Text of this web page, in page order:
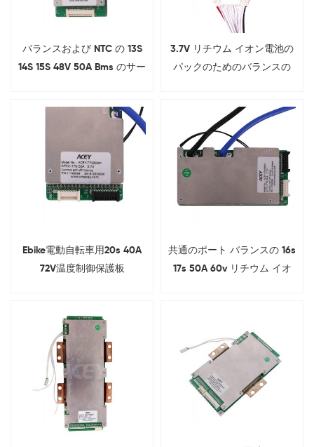
バランスおよび NTC の 13S
14S 15S 48V 50A Bms のサー
3.7V リチウム イオン電池の
パックのためのバランスの
Ebike電動自転車用20s 40A
72V温度制御保護板
共通のポート バランスの 16s
17s 50A 60v リチウム イオ